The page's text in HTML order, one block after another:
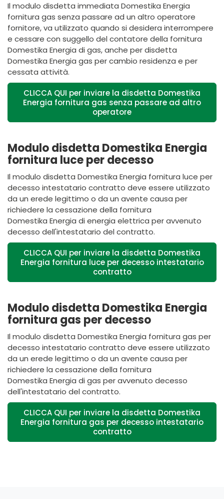
Il modulo disdetta immediata Domestika Energia
fornitura gas senza passare ad un altro operatore
fornitore, va utilizzato quando si desidera interrompere
e cessare con suggello del contatore della fornitura
Domestika Energia di gas, anche per disdetta
Domestika Energia gas per cambio residenza e per
cessata attività.
CLICCA QUI per inviare la disdetta Domestika
Energia fornitura gas senza passare ad altro
operatore
Modulo disdetta Domestika Energia
fornitura luce per decesso
Il modulo disdetta Domestika Energia fornitura luce per
decesso intestatario contratto deve essere utilizzato
da un erede legittimo o da un avente causa per
richiedere la cessazione della fornitura
Domestika Energia di energia elettrica per avvenuto
decesso dell'intestatario del contratto.
CLICCA QUI per inviare la disdetta Domestika
Energia fornitura luce per decesso intestatario
contratto
Modulo disdetta Domestika Energia
fornitura gas per decesso
Il modulo disdetta Domestika Energia fornitura gas per
decesso intestatario contratto deve essere utilizzato
da un erede legittimo o da un avente causa per
richiedere la cessazione della fornitura
Domestika Energia di gas per avvenuto decesso
dell'intestatario del contratto.
CLICCA QUI per inviare la disdetta Domestika
Energia fornitura gas per decesso intestatario
contratto